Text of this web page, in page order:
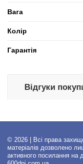
Вага
Колір
Гарантія
Відгуки
© 2026 | Всі права
матеріалів дозволено
активного посилання на